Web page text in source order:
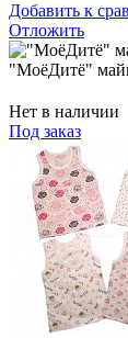
Добавить к
Отложить
"МоёДитё"
Нет в наличии
Под заказ